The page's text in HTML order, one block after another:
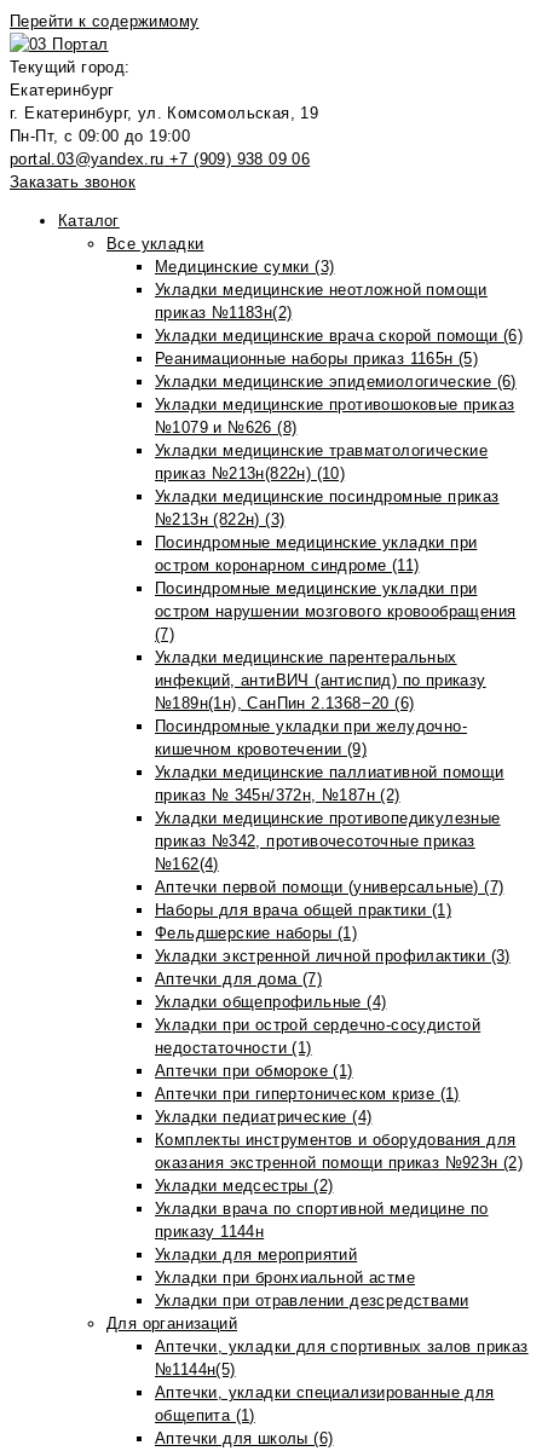
Перейти к содержимому
Текущий город:
Екатеринбург
г. Екатеринбург, ул. Комсомольская, 19
Пн-Пт, с 09:00 до 19:00
portal.03@yandex.ru +7 (909) 938 09 06
Заказать звонок
Каталог
Все укладки
Медицинские сумки (3)
Укладки медицинские неотложной помощи
приказ №1183н(2)
Укладки медицинские врача скорой помощи (6)
Реанимационные наборы приказ 1165н (5)
Укладки медицинские эпидемиологические (6)
Укладки медицинские противошоковые приказ
№1079 и №626 (8)
Укладки медицинские травматологические
приказ №213н(822н) (10)
Укладки медицинские посиндромные приказ
№213н (822н) (3)
Посиндромные медицинские укладки при
остром коронарном синдроме (11)
Посиндромные медицинские укладки при
остром нарушении мозгового кровообращения
(7)
Укладки медицинские парентеральных
инфекций, антиВИЧ (антиспид) по приказу
№189н(1н), СанПин 2.1368−20 (6)
Посиндромные укладки при желудочно-
кишечном кровотечении (9)
Укладки медицинские паллиативной помощи
приказ № 345н/372н, №187н (2)
Укладки медицинские противопедикулезные
приказ №342, противочесоточные приказ
№162(4)
Аптечки первой помощи (универсальные) (7)
Наборы для врача общей практики (1)
Фельдшерские наборы (1)
Укладки экстренной личной профилактики (3)
Аптечки для дома (7)
Укладки общепрофильные (4)
Укладки при острой сердечно-сосудистой
недостаточности (1)
Аптечки при обмороке (1)
Аптечки при гипертоническом кризе (1)
Укладки педиатрические (4)
Комплекты инструментов и оборудования для
оказания экстренной помощи приказ №923н (2)
Укладки медсестры (2)
Укладки врача по спортивной медицине по
приказу 1144н
Укладки для мероприятий
Укладки при бронхиальной астме
Укладки при отравлении дезсредствами
Для организаций
Аптечки, укладки для спортивных залов приказ
№1144н(5)
Аптечки, укладки специализированные для
общепита (1)
Аптечки для школы (6)